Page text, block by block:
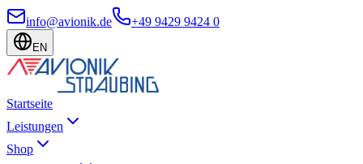
info@avionik.de +49 9429 9424 0
EN
Startseite
Leistungen
Shop